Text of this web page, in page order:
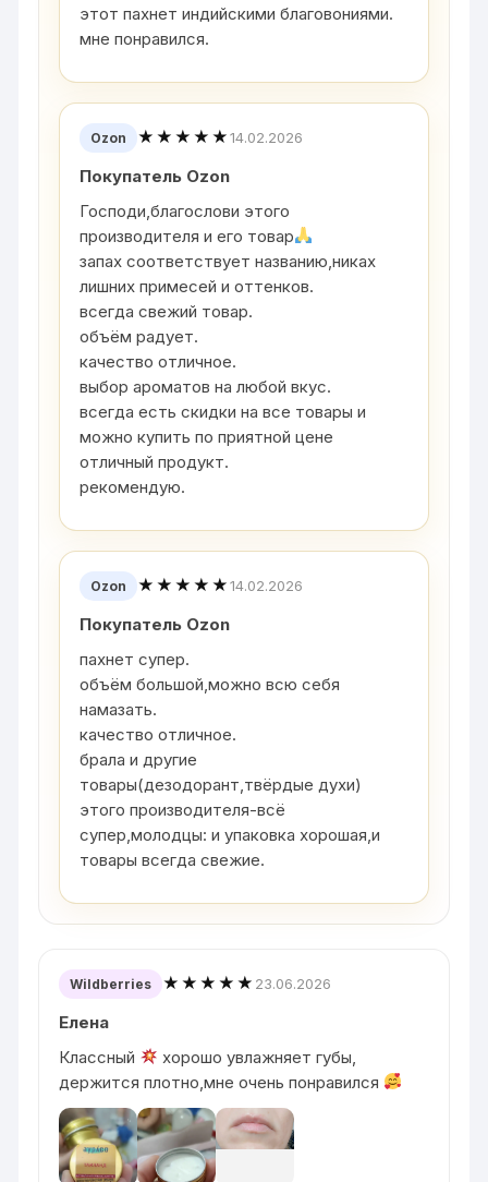
этот пахнет индийскими благовониями.
мне понравился.
Ozon ★★★★★14.02.2026
Покупатель Ozon
Господи,благослови этого
производителя и его товар
запах соответствует названию,никах
лишних примесей и оттенков.
всегда свежий товар.
объём радует.
качество отличное.
выбор ароматов на любой вкус.
всегда есть скидки на все товары и
можно купить по приятной цене
отличный продукт.
рекомендую.
Ozon ★★★★★14.02.2026
Покупатель Ozon
пахнет супер.
объём большой,можно всю себя
намазать.
качество отличное.
брала и другие
товары(дезодорант,твёрдые духи)
этого производителя-всё
супер,молодцы: и упаковка хорошая,и
товары всегда свежие.
Wildberries ★★★★★ 23.06.2026
Елена
Классный
хорошо увлажняет губы,
держится плотно,мне очень понравился